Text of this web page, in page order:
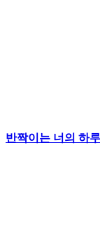
반짝이는 너의 하루